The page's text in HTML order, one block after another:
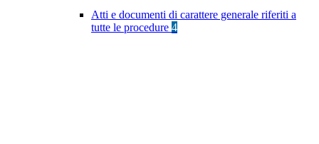
Atti e documenti di carattere generale riferiti a
tutte le procedure 4